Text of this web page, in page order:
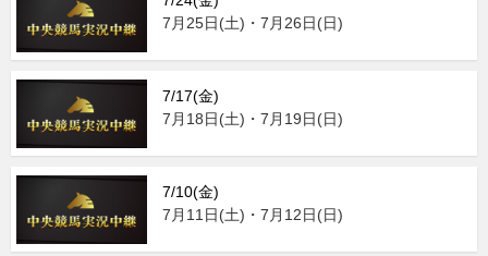
7月25日(土)・7月26日(日)
7/17(金)
7月18日(土)・7月19日(日)
7/10(金)
7月11日(土)・7月12日(日)